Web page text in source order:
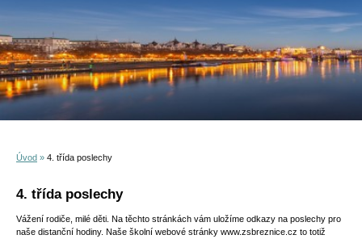
Úvod » 4. třída poslechy
4. třída poslechy
Vážení rodiče, milé děti. Na těchto stránkách vám uložíme odkazy na poslechy pro
naše distanční hodiny. Naše školní webové stránky www.zsbreznice.cz to totiž